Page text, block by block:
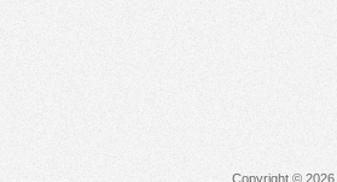
Copyright © 2026